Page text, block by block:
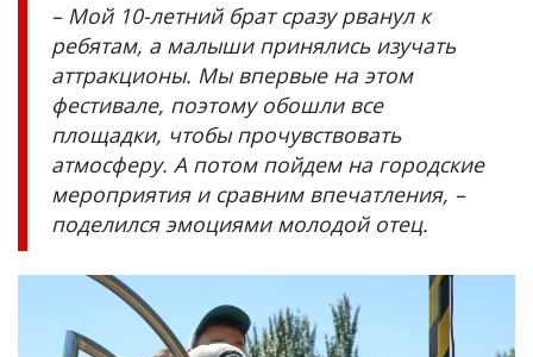
– Мой 10-летний брат сразу рванул к
ребятам, а малыши принялись изучать
аттракционы. Мы впервые на этом
фестивале, поэтому обошли все
площадки, чтобы прочувствовать
атмосферу. А потом пойдем на городские
мероприятия и сравним впечатления, –
поделился эмоциями молодой отец.